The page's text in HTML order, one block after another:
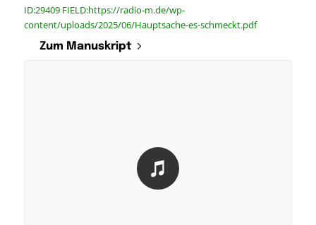
ID:29409 FIELD:https://radio-m.de/wp-
content/uploads/2025/06/Hauptsache-es-schmeckt.pdf
Zum Manuskript